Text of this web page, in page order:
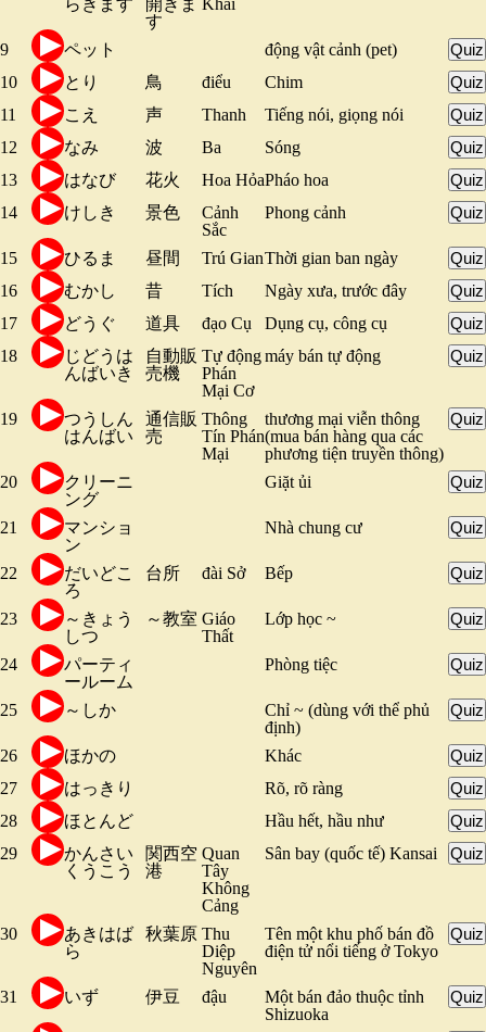
らきます
開きま
す
Khai
9 ペット động vật cảnh (pet)
Quiz
10
とり 鳥 điểu Chim
Quiz
11
こえ 声 Thanh Tiếng nói, giọng nói
Quiz
12
なみ 波 Ba Sóng
Quiz
13
はなび 花火 Hoa HỏaPháo hoa
Quiz
14
けしき 景色
Cảnh
Sắc
Phong cảnh Quiz
15 ひるま 昼間 Trú GianThời gian ban ngày
Quiz
16
むかし 昔 Tích Ngày xưa, trước đây
Quiz
17
どうぐ 道具 đạo Cụ Dụng cụ, công cụ
Quiz
18
じどうは
んばいき
自動販
売機
Tự động
Phán
Mại Cơ
máy bán tự động Quiz
19
つうしん
はんばい
通信販
売
Thông
Tín Phán
Mại
thương mại viễn thông
(mua bán hàng qua các
phương tiện truyền thông)
Quiz
20
クリーニ
ング
Giặt ủi Quiz
21
マンショ
ン
Nhà chung cư Quiz
22
だいどこ
ろ
台所 đài Sở Bếp Quiz
23
～きょう
しつ
～教室 Giáo
Thất
Lớp học ~ Quiz
24
パーティ
ールーム
Phòng tiệc Quiz
25 ～しか
Chỉ ~ (dùng với thể phủ
định)
Quiz
26 ほかの Khác
Quiz
27
はっきり Rõ, rõ ràng
Quiz
28
ほとんど Hầu hết, hầu như
Quiz
29
かんさい
くうこう
関西空
港
Quan
Tây
Không
Cảng
Sân bay (quốc tế) Kansai Quiz
30
あきはば
ら
秋葉原 Thu
Diệp
Nguyên
Tên một khu phố bán đồ
điện tử nổi tiếng ở Tokyo
Quiz
31 いず 伊豆 đậu
Một bán đảo thuộc tỉnh
Shizuoka
Quiz